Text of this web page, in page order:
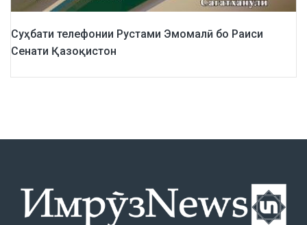
Суҳбати телефонии Рустами Эмомалӣ бо Раиси
Сенати Қазоқистон